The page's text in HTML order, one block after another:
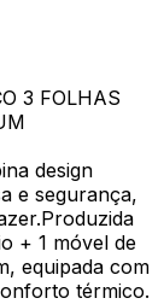
3 FOLHAS
design
e segurança,
+ 1 móvel de
equipada com
térmico.